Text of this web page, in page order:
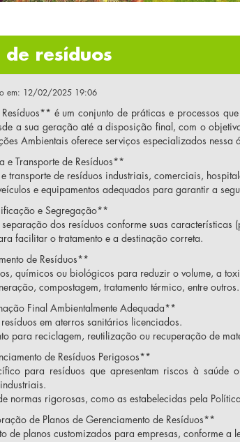
de resíduos
em: 12/02/2025 19:06
é um conjunto de práticas e processos
a sua geração até a disposição final, com o
Ambientais oferece serviços especializados nessa
Transporte de Resíduos**
e transporte de resíduos industriais, comerciais,
e equipamentos adequados para garantir a
e Segregação**
separação dos resíduos conforme suas
facilitar o tratamento e a destinação correta.
de Resíduos**
químicos ou biológicos para reduzir o volume, a
compostagem, tratamento térmico, entre outros.
Final Ambientalmente Adequada**
em aterros sanitários licenciados.
para reciclagem, reutilização ou recuperação de
de Resíduos Perigosos**
para resíduos que apresentam riscos à saúde
normas rigorosas, como as estabelecidas pela
de Planos de Gerenciamento de Resíduos**
de planos customizados para empresas, conforme a